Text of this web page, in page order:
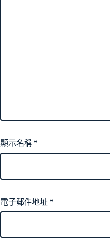
顯示名稱*
電子郵件地址*